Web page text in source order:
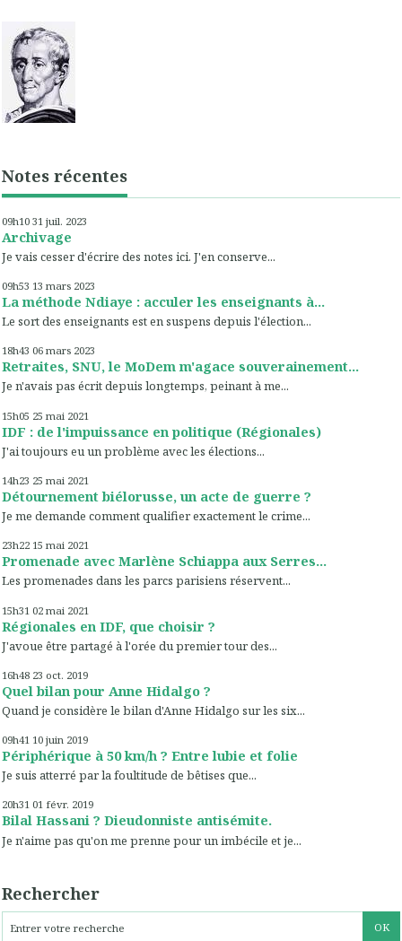
Notes récentes
09h10 31 juil. 2023
Archivage
Je vais cesser d'écrire des notes ici. J'en conserve...
09h53 13 mars 2023
La méthode Ndiaye : acculer les enseignants à...
Le sort des enseignants est en suspens depuis l'élection...
18h43 06 mars 2023
Retraites, SNU, le MoDem m'agace souverainement...
Je n'avais pas écrit depuis longtemps, peinant à me...
15h05 25 mai 2021
IDF : de l'impuissance en politique (Régionales)
J'ai toujours eu un problème avec les élections...
14h23 25 mai 2021
Détournement biélorusse, un acte de guerre ?
Je me demande comment qualifier exactement le crime...
23h22 15 mai 2021
Promenade avec Marlène Schiappa aux Serres...
Les promenades dans les parcs parisiens réservent...
15h31 02 mai 2021
Régionales en IDF, que choisir ?
J'avoue être partagé à l'orée du premier tour des...
16h48 23 oct. 2019
Quel bilan pour Anne Hidalgo ?
Quand je considère le bilan d'Anne Hidalgo sur les six...
09h41 10 juin 2019
Périphérique à 50 km/h ? Entre lubie et folie
Je suis atterré par la foultitude de bêtises que...
20h31 01 févr. 2019
Bilal Hassani ? Dieudonniste antisémite.
Je n'aime pas qu'on me prenne pour un imbécile et je...
Rechercher